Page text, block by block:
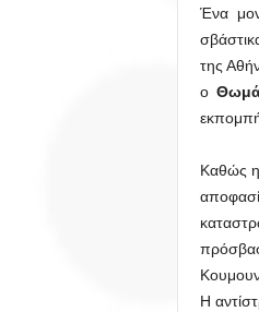
Ένα
της
ο
εκπομπή
Καθώς η
Η